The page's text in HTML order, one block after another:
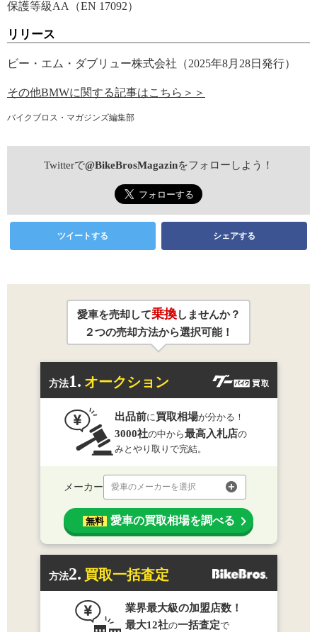
保護等級AA（EN 17092）
リリース
ビー・エム・ダブリュー株式会社（2025年8月28日発行）
その他BMWに関する記事はこちら＞＞
バイクブロス・マガジンズ編集部
Twitterで@BikeBrosMagazinをフォローしよう！
ツイートする シェアする
愛車を売却して乗換しませんか？
２つの売却方法から選択可能！
方法1. オークション
出品前に買取相場が分かる！
3000社の中から最高入札店の
みとやり取りで完結。
メーカー 愛車のメーカーを選択
無料 愛車の買取相場を調べる
方法2. 買取一括査定
業界最大級の加盟店数！
最大12社の一括査定で